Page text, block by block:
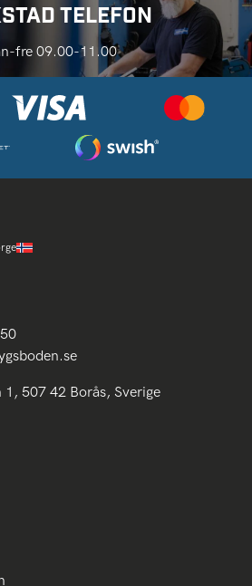
TELEFON
fre 09.00-11.00
507 42 Borås, Sverige